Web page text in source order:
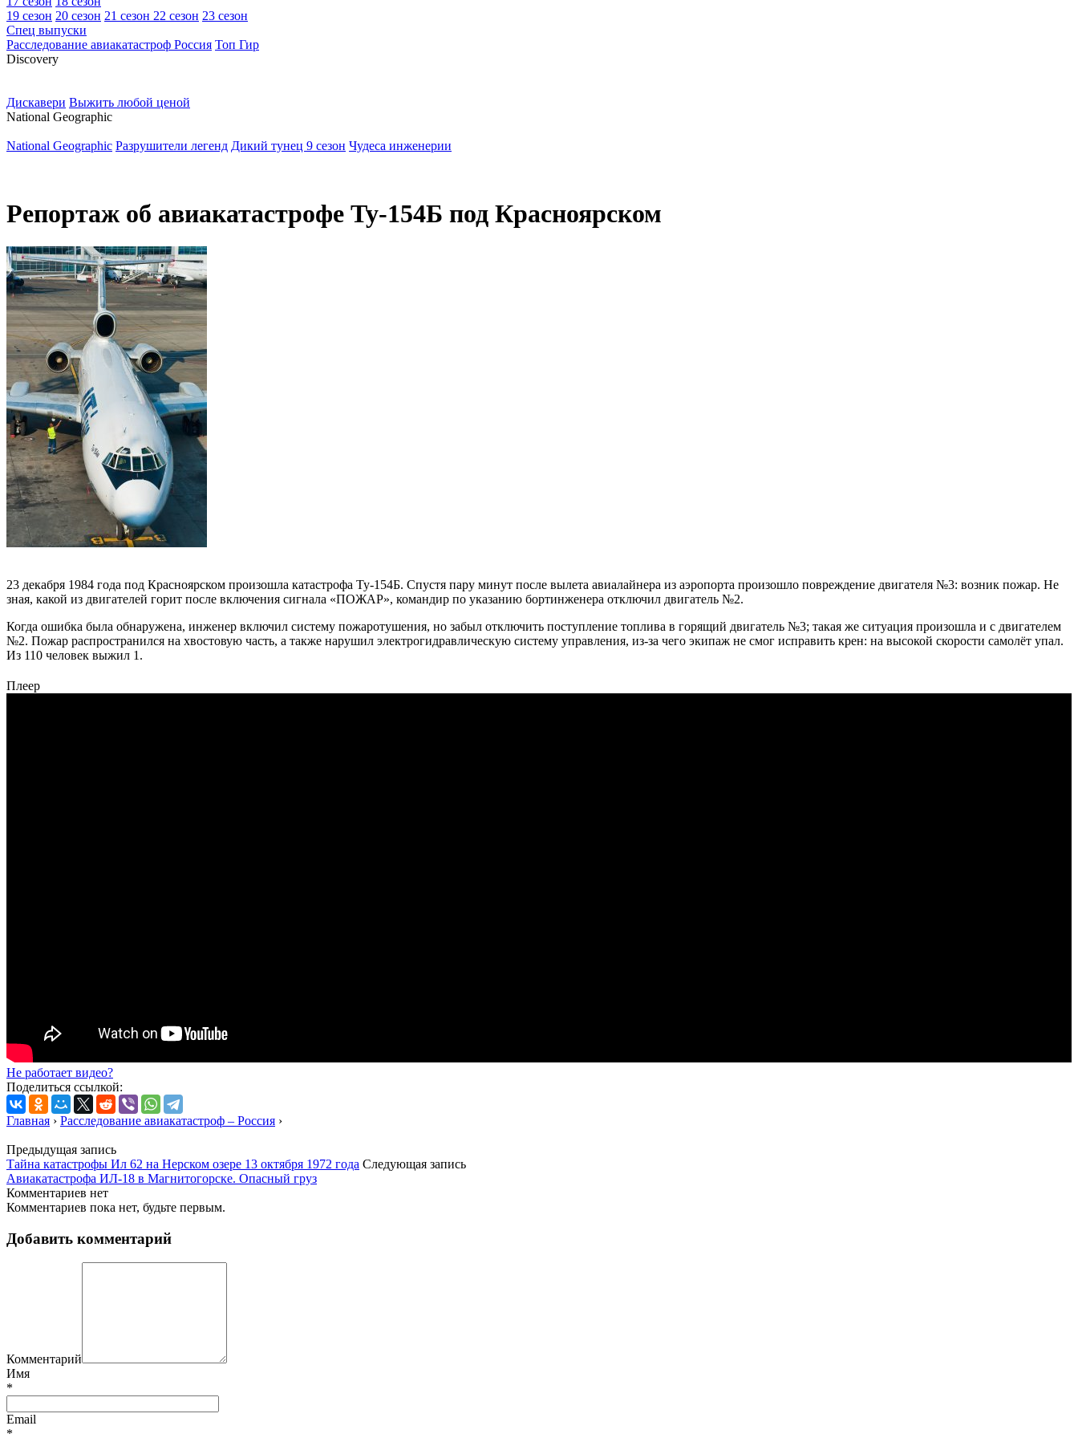
19 сезон 20 сезон 21 сезон 22 сезон 23 сезон
Спец выпуски
Расследование авиакатастроф Россия Топ Гир
Discovery
Дискавери Выжить любой ценой
National Geographic
National Geographic Разрушители легенд Дикий тунец 9 сезон Чудеса инженерии
Репортаж об авиакатастрофе Ту-154Б под Красноярском
23 декабря 1984 года под Красноярском произошла катастрофа Ту-154Б. Спустя пару минут после вылета авиалайнера из аэропорта произошло повреждение двигателя №3: возник пожар. Не
зная, какой из двигателей горит после включения сигнала «ПОЖАР», командир по указанию бортинженера отключил двигатель №2.
Когда ошибка была обнаружена, инженер включил систему пожаротушения, но забыл отключить поступление топлива в горящий двигатель №3; такая же ситуация произошла и с двигателем
№2. Пожар распространился на хвостовую часть, а также нарушил электрогидравлическую систему управления, из-за чего экипаж не смог исправить крен: на высокой скорости самолёт упал.
Из 110 человек выжил 1.
Плеер
Не работает видео?
Поделиться ссылкой:
Главная › Расследование авиакатастроф – Россия ›
Предыдущая запись
Тайна катастрофы Ил 62 на Нерском озере 13 октября 1972 года Следующая запись
Авиакатастрофа ИЛ-18 в Магнитогорске. Опасный груз
Комментариев нет
Комментариев пока нет, будьте первым.
Добавить комментарий
Комментарий
Имя
*
Email
*